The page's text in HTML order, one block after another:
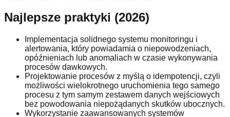
Najlepsze praktyki (2026)
Implementacja solidnego systemu monitoringu i
alertowania, który powiadamia o niepowodzeniach,
opóźnieniach lub anomaliach w czasie wykonywania
procesów dawkowych.
Projektowanie procesów z myślą o idempotencji, czyli
możliwości wielokrotnego uruchomienia tego samego
procesu z tym samym zestawem danych wejściowych
bez powodowania niepożądanych skutków ubocznych.
Wykorzystanie zaawansowanych systemów